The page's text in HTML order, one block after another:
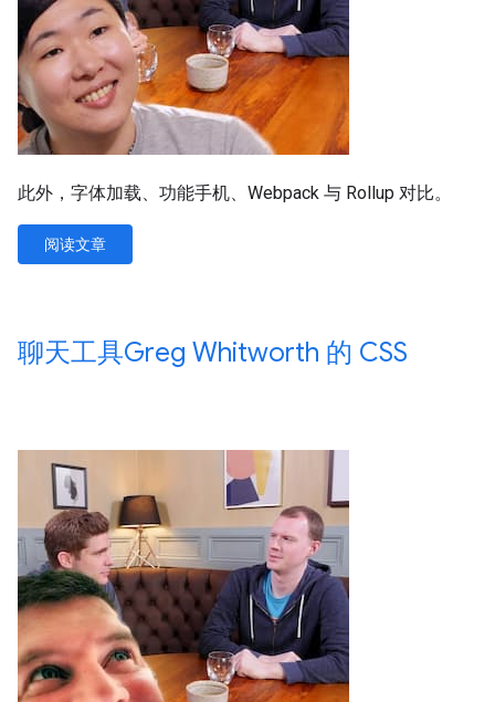
此外，字体加载、功能手机、Webpack 与 Rollup 对比。
阅读文章
聊天工具Greg Whitworth 的 CSS